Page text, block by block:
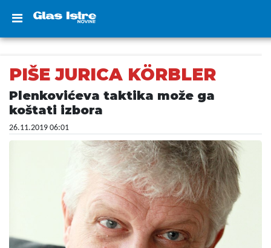
PIŠE JURICA KÖRBLER
Plenkovićeva taktika može ga
koštati izbora
26.11.2019 06:01